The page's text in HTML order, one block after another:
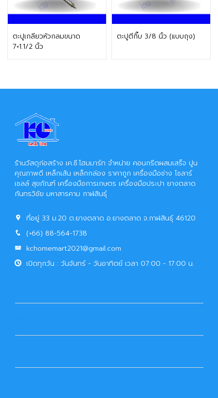
ตะปูเกลียวหัวกลมขนาด
7×1.1/2 นิ้ว
ติดต่อฝ่ายขาย ตะปูตีกิ๊บ 3/8 นิ้ว (แบบถุง)
ติดต่อฝ่ายขาย
ร้านวัสดุก่อสร้าง เค.ซี.โฮมมาร์ท จำหน่าย คอนกรีตผสมเสร็จ ปูน
คุณภาพดี เหล็กเส้น เหล็กกล่อง ราคาถูก เครื่องมือช่าง โซลาร์
เซลล์ สุขภัณฑ์ เครื่องมือการเกษตร เครื่องมือประปา ยางตลาด
กันทรวิชัย มหาสารคาม กาฬสินธุ์
ที่อยู่ 33 ม.20 ต.ยางตลาด อ.ยางตลาด จ.กาฬสินธุ์ 46120
(+66) 88-564-1738
kchomemart2021@gmail.com
เปิดทุกวัน : วันจันทร์ - วันอาทิตย์ เวลา 07:00 - 17:00 น.